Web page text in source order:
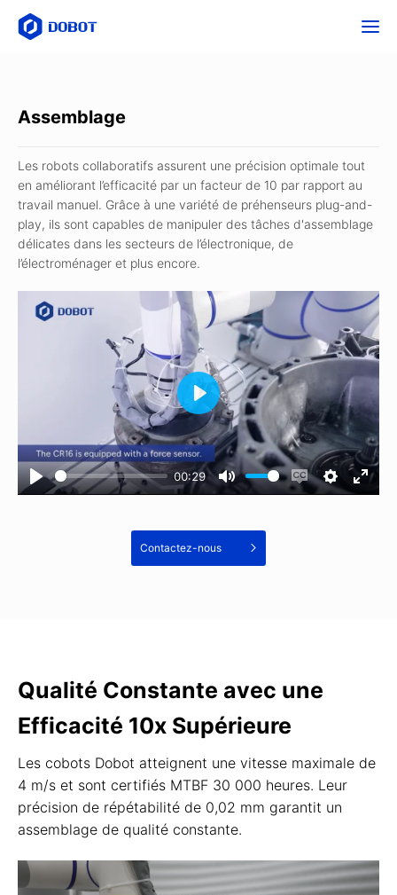
Assemblage
Les robots collaboratifs assurent une précision optimale tout
en améliorant l’efficacité par un facteur de 10 par rapport au
travail manuel. Grâce à une variété de préhenseurs plug-and-
play, ils sont capables de manipuler des tâches d'assemblage
délicates dans les secteurs de l’électronique, de
l’électroménager et plus encore.
00:29
Contactez-nous
Qualité Constante avec une
Efficacité 10x Supérieure
Les cobots Dobot atteignent une vitesse maximale de
4 m/s et sont certifiés MTBF 30 000 heures. Leur
précision de répétabilité de 0,02 mm garantit un
assemblage de qualité constante.